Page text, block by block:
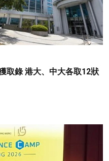
取錄 港大、中大各取12狀